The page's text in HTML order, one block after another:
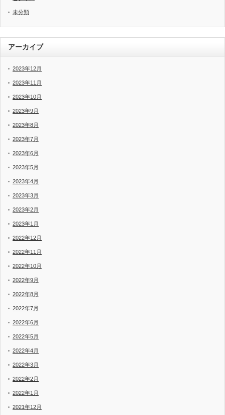
未分類
アーカイブ
2023年12月
2023年11月
2023年10月
2023年9月
2023年8月
2023年7月
2023年6月
2023年5月
2023年4月
2023年3月
2023年2月
2023年1月
2022年12月
2022年11月
2022年10月
2022年9月
2022年8月
2022年7月
2022年6月
2022年5月
2022年4月
2022年3月
2022年2月
2022年1月
2021年12月